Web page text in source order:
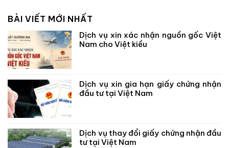
BÀI VIẾT MỚI NHẤT
Dịch vụ xin xác nhận nguồn gốc Việt
Nam cho Việt kiều
Dịch vụ xin gia hạn giấy chứng nhận
đầu tư tại Việt Nam
Dịch vụ thay đổi giấy chứng nhận đầu
tư tại Việt Nam